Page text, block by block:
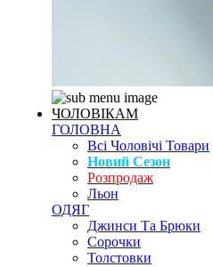
ЧОЛОВІКАМ
ГОЛОВНА
Всі Чоловічі Товари
Новий Сезон
Розпродаж
Льон
ОДЯГ
Джинси Та Брюки
Сорочки
Толстовки